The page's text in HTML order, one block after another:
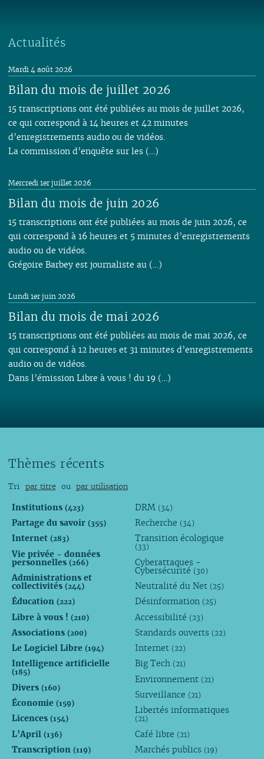
01
04
02
01
04
02
01
01
Actualités
Bilan du mois de juillet 2026
Mardi 4 août 2026
15 transcriptions ont été publiées au mois de juillet 2026,
ce qui correspond à 14 heures et 42 minutes
d’enregistrements audio ou de vidéos.
La commission d’enquête sur les (…)
Bilan du mois de juin 2026
Mercredi 1er juillet 2026
15 transcriptions ont été publiées au mois de juin 2026, ce
qui correspond à 16 heures et 5 minutes d’enregistrements
audio ou de vidéos.
Grégoire Barbey est journaliste au (…)
Bilan du mois de mai 2026
Lundi 1er juin 2026
15 transcriptions ont été publiées au mois de mai 2026, ce
qui correspond à 12 heures et 31 minutes d’enregistrements
audio ou de vidéos.
Dans l’émission Libre à vous ! du 19 (…)
Thèmes récents
Tri par titre ou par utilisation
Institutions (423)
Partage du savoir (355)
Internet (283)
Vie privée - données
personnelles (266)
Administrations et
collectivités (244)
Éducation (222)
Libre à vous ! (210)
Associations (200)
Le Logiciel Libre (194)
Intelligence artificielle
(185)
Divers (160)
Économie (159)
Licences (154)
L’April (136)
Transcription (119)
DRM (34)
Recherche (34)
Transition écologique
(33)
Cyberattaques -
Cybersécurité (30)
Neutralité du Net (25)
Désinformation (25)
Accessibilité (23)
Standards ouverts (22)
Internet (22)
Big Tech (21)
Environnement (21)
Surveillance (21)
Libertés informatiques
(21)
Café libre (21)
Marchés publics (19)